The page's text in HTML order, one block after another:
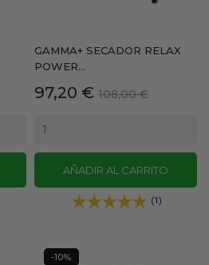
GAMMA+ SECADOR RELAX
POWER...
Precio
97,20 € Precio
108,00 €
AÑADIR AL CARRITO
(1)
-10%